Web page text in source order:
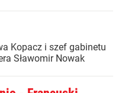
Kopacz i szef gabinetu
Sławomir Nowak